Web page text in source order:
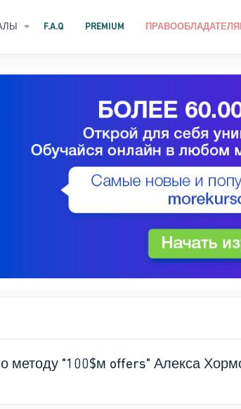
F.A.Q PREMIUM
методу "100$м offers" Алекса